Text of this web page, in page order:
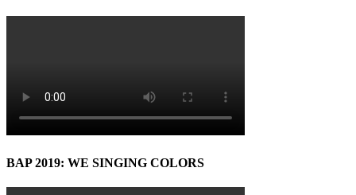
BAP 2019: WE SINGING COLORS